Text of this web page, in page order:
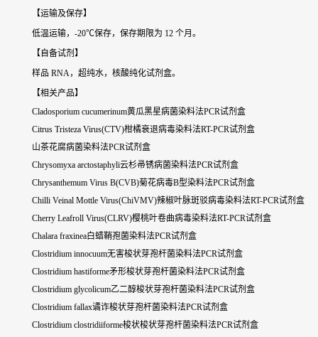
【运输及保存】
低温运输，-20℃保存，保存期限为 12 个月。
【自备试剂】
样品 RNA，超纯水，核酸纯化试剂盒。
【相关产品】
Cladosporium cucumerinum黄瓜黑星病菌染料法PCR试剂盒
Citrus Tristeza Virus(CTV)柑橘衰退病毒染料法RT-PCR试剂盒
山茶花腐病菌染料法PCR试剂盒
Chrysomyxa arctostaphyli云杉帚锈病菌染料法PCR试剂盒
Chrysanthemum Virus B(CVB)菊花病毒B型染料法PCR试剂盒
Chilli Veinal Mottle Virus(ChiVMV)辣椒叶脉斑驳病毒染料法RT-PCR试剂盒
Cherry Leafroll Virus(CLRV)樱桃叶卷曲病毒染料法RT-PCR试剂盒
Chalara fraxinea白蜡鞘孢菌染料法PCR试剂盒
Clostridium innocuum无害梭状芽孢杆菌染料法PCR试剂盒
Clostridium hastiforme矛形梭状芽孢杆菌染料法PCR试剂盒
Clostridium glycolicum乙二醇梭状芽孢杆菌染料法PCR试剂盒
Clostridium fallax谲诈梭状芽孢杆菌染料法PCR试剂盒
Clostridium clostridiiforme梭状梭状芽孢杆菌染料法PCR试剂盒